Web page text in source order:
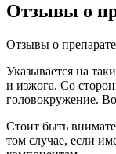
Отзывы о
Отзывы о
Указывается на
и изжога. Со
головокружение.
Стоит быть
том случае, если